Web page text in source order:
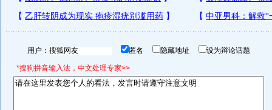
用户： 匿名 隐藏地址 设为辩论话题
*搜狗拼音输入法，中文处理专家>>